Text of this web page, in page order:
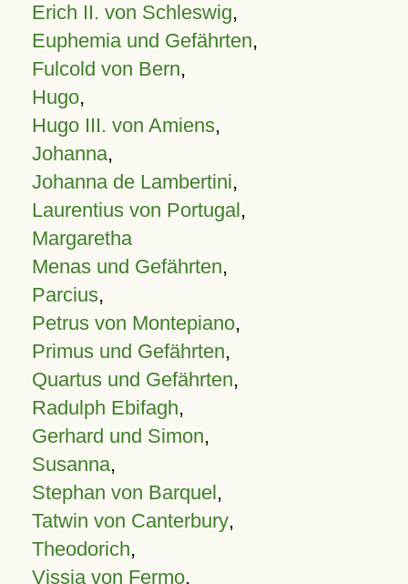
Erich II. von Schleswig,
Euphemia und Gefährten,
Fulcold von Bern,
Hugo,
Hugo III. von Amiens,
Johanna,
Johanna de Lambertini,
Laurentius von Portugal,
Margaretha
Menas und Gefährten,
Parcius,
Petrus von Montepiano,
Primus und Gefährten,
Quartus und Gefährten,
Radulph Ebifagh,
Gerhard und Simon,
Susanna,
Stephan von Barquel,
Tatwin von Canterbury,
Theodorich,
Vissia von Fermo,